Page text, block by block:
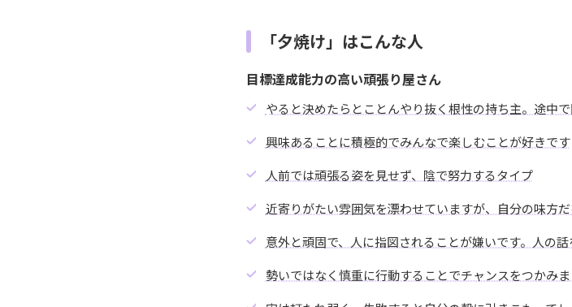
「夕焼け」はこんな人
目標達成能力の高い頑張り屋さん
やると決めたらとことんやり抜く根性の持ち主。途中
興味あることに積極的でみんなで楽しむことが好きです
人前では頑張る姿を見せず、陰で努力するタイプ
近寄りがたい雰囲気を漂わせていますが、自分の味方
意外と頑固で、人に指図されることが嫌いです。人の
勢いではなく慎重に行動することでチャンスをつかみ